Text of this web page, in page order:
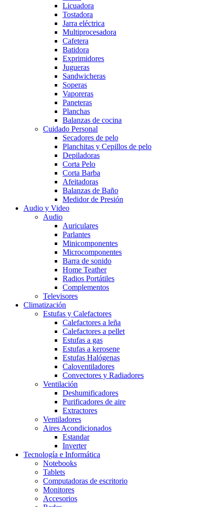
Licuadora
Tostadora
Jarra eléctrica
Multiprocesadora
Cafetera
Batidora
Exprimidores
Jugueras
Sandwicheras
Soperas
Vaporeras
Paneteras
Planchas
Balanzas de cocina
Cuidado Personal
Secadores de pelo
Planchitas y Cepillos de pelo
Depiladoras
Corta Pelo
Corta Barba
Afeitadoras
Balanzas de Baño
Medidor de Presión
Audio y Video
Audio
Auriculares
Parlantes
Minicomponentes
Microcomponentes
Barra de sonido
Home Teather
Radios Portátiles
Complementos
Televisores
Climatización
Estufas y Calefactores
Calefactores a leña
Calefactores a pellet
Estufas a gas
Estufas a kerosene
Estufas Halógenas
Caloventiladores
Convectores y Radiadores
Ventilación
Deshumificadores
Purificadores de aire
Extractores
Ventiladores
Aires Acondicionados
Estandar
Inverter
Tecnología e Informática
Notebooks
Tablets
Computadoras de escritorio
Monitores
Accesorios